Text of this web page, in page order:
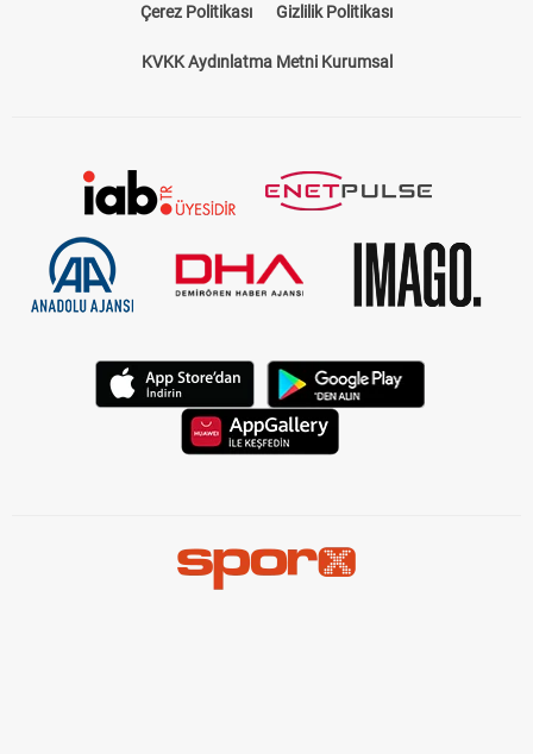
Çerez Politikası Gizlilik Politikası
KVKK Aydınlatma Metni Kurumsal